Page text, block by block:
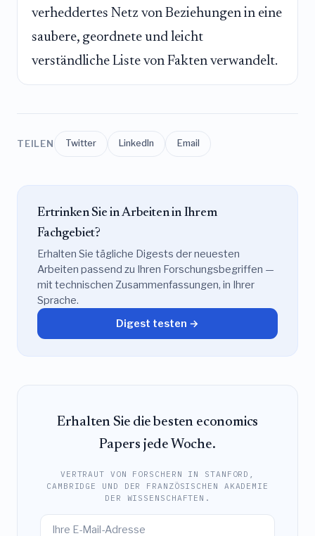
verheddertes Netz von Beziehungen in eine
saubere, geordnete und leicht
verständliche Liste von Fakten verwandelt.
TEILEN Twitter LinkedIn Email
Ertrinken Sie in Arbeiten in Ihrem
Fachgebiet?
Erhalten Sie tägliche Digests der neuesten
Arbeiten passend zu Ihren Forschungsbegriffen —
mit technischen Zusammenfassungen, in Ihrer
Sprache.
Digest testen →
Erhalten Sie die besten economics
Papers jede Woche.
VERTRAUT VON FORSCHERN IN STANFORD,
CAMBRIDGE UND DER FRANZÖSISCHEN AKADEMIE
DER WISSENSCHAFTEN.